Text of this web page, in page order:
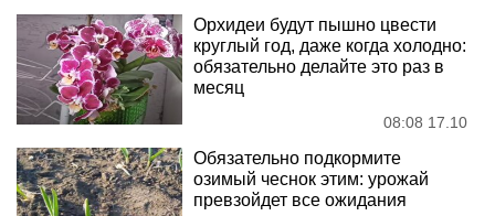
Орхидеи будут пышно цвести
круглый год, даже когда холодно:
обязательно делайте это раз в
месяц
08:08 17.10
Обязательно подкормите
озимый чеснок этим: урожай
превзойдет все ожидания